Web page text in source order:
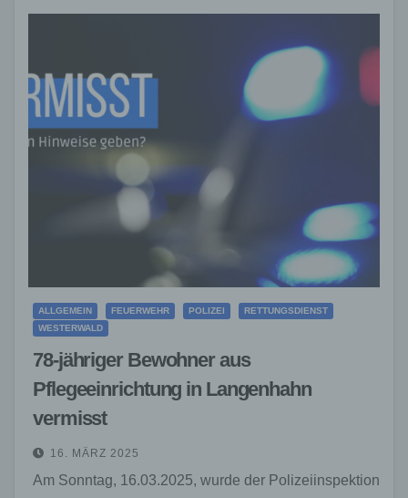
ALLGEMEIN FEUERWEHR POLIZEI
RETTUNGSDIENST
WESTERWALD
78-jähriger Bewohner aus
Pflegeeinrichtung in Langenhahn
vermisst
16. MÄRZ 2025
Am Sonntag, 16.03.2025, wurde der Polizeiinspektion